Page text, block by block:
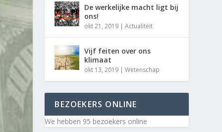
De werkelijke macht ligt bij
ons!
okt 21, 2019 |Actualiteit
Vijf feiten over ons
klimaat
okt 13, 2019 |Wetenschap
BEZOEKERS ONLINE
We hebben 95 bezoekers online